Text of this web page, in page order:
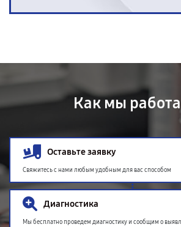
Как мы
Оставьте заявку
Свяжитесь с нами любым удобным для вас способом
Диагностика
Мы бесплатно проведем диагностику и сообщим о